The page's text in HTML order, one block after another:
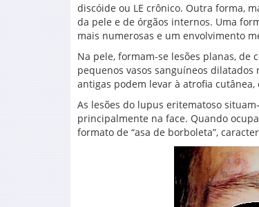
discóide ou LE crônico. Outra forma,
da pele e de órgãos internos. Uma
mais numerosas e um envolvimento
Na pele, formam-se lesões planas, de
pequenos vasos sanguíneos
antigas podem levar à atrofia
As lesões do lupus eritematoso
principalmente na face. Quando
formato de “asa de borboleta”,